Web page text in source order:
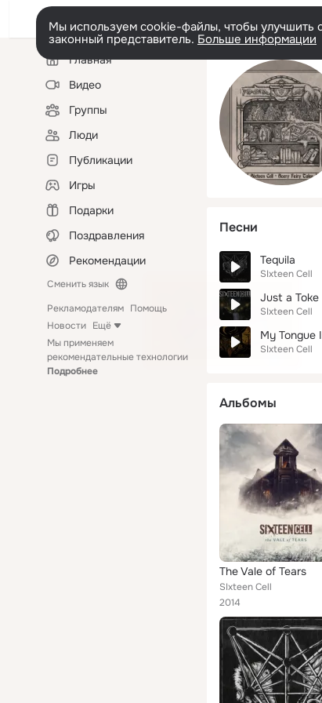
Мы используем cookie-файлы, чтобы улучшить
законный представитель. Больше информации
Левая
колонкаГлавная
Видео
Группы
Люди
Публикации
Игры
Подарки
Поздравления
Рекомендации
Сменить язык
Рекламодателям Помощь
Новости Ещё
Мы применяем
рекомендательные технологии
Подробнее
Песни
Tequila
SIxteen Cell
Just a Toke
SIxteen Cell
My Tongue
SIxteen Cell
Альбомы
The Vale of Tears
SIxteen Cell
2014